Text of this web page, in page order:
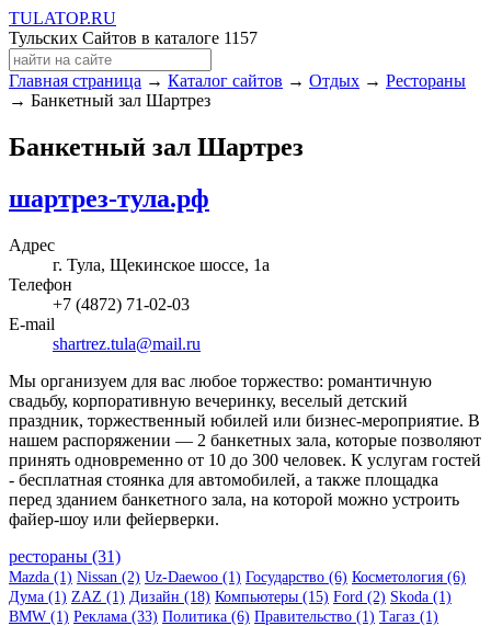
TULATOP.RU
Тульских Сайтов в каталоге 1157
Главная страница → Каталог сайтов → Отдых → Рестораны
→ Банкетный зал Шартрез
Банкетный зал Шартрез
шартрез-тула.рф
Адрес
г. Тула, Щекинское шоссе, 1а
Телефон
+7 (4872) 71-02-03
E-mail
shartrez.tula@mail.ru
Мы организуем для вас любое торжество: романтичную
свадьбу, корпоративную вечеринку, веселый детский
праздник, торжественный юбилей или бизнес-мероприятие. В
нашем распоряжении — 2 банкетных зала, которые позволяют
принять одновременно от 10 до 300 человек. К услугам гостей
- бесплатная стоянка для автомобилей, а также площадка
перед зданием банкетного зала, на которой можно устроить
файер-шоу или фейерверки.
рестораны (31)
Mazda (1) Nissan (2) Uz-Daewoo (1) Государство (6) Косметология (6)
Дума (1) ZAZ (1) Дизайн (18) Компьютеры (15) Ford (2) Skoda (1)
BMW (1) Реклама (33) Политика (6) Правительство (1) Тагаз (1)